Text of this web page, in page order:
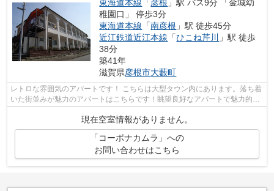
東海道本線 「彦根 」駅 バス9分 「金城幼
稚園口」 停歩3分
東海道本線 「南彦根 」駅 徒歩45分
近江鉄道近江本線 「ひこね芹川
」駅 徒歩
38分
築41年
滋賀県彦根市大藪町
レトロな雰囲気のアパートです！ こちらは大型タウン内にあります。落ち着
いた街並みが魅力のアパートはこちらです！眺望良好なアパートで魅力的で
す！通風システムが整った換気がしや...
現在空室情報がありません。
「コーポナカムラ」への
お問い合わせはこちら